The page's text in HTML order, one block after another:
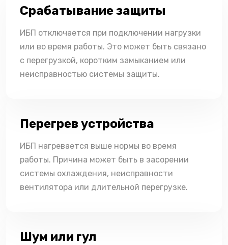
Срабатывание защиты
ИБП отключается при подключении нагрузки
или во время работы. Это может быть связано
с перегрузкой, коротким замыканием или
неисправностью системы защиты.
Перегрев устройства
ИБП нагревается выше нормы во время
работы. Причина может быть в засорении
системы охлаждения, неисправности
вентилятора или длительной перегрузке.
Шум или гул